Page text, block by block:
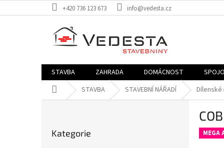
na
+420 736 123 673 info@vedesta.cz
STAVBA ZAHRADA DOMÁCNOST
Domů STAVBA STAVEBNÍ NÁŘADÍ Dílenské
kategorie
Kategorie MEGA